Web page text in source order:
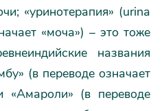
«уринотерапия» (urina
«моча») – это тоже
названия
(в переводе означает
(в переводе